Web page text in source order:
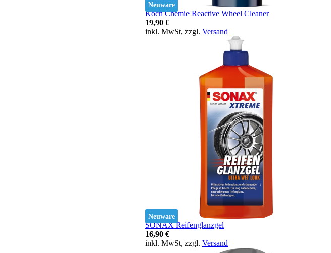
Neuware
Koch Chemie Reactive Wheel Cleaner
19,90 €
inkl. MwSt, zzgl. Versand
Neuware
SONAX Reifenglanzgel
16,90 €
inkl. MwSt, zzgl. Versand